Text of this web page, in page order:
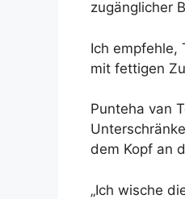
zugänglicher
Ich empfehle,
mit fettigen
Punteha van
dem Kopf an
„Ich wische